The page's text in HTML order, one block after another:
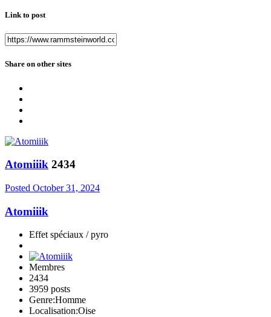
Link to post
Share on other sites
Atomiiik 2434
Posted October 31, 2024
Atomiiik
Effet spéciaux / pyro
Membres
2434
3959 posts
Genre:Homme
Localisation:Oise